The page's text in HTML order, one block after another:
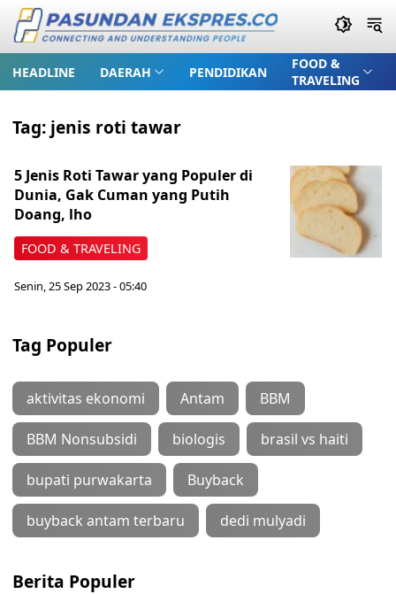
HEADLINE DAERAH PENDIDIKAN
FOOD &
TRAVELING
Tag: jenis roti tawar
FOOD & TRAVELING
5 Jenis Roti Tawar yang Populer di
Dunia, Gak Cuman yang Putih
Doang, lho
Senin, 25 Sep 2023 - 05:40
Tag Populer
aktivitas ekonomi Antam BBM
BBM Nonsubsidi biologis brasil vs haiti
bupati purwakarta Buyback
buyback antam terbaru dedi mulyadi
Berita Populer